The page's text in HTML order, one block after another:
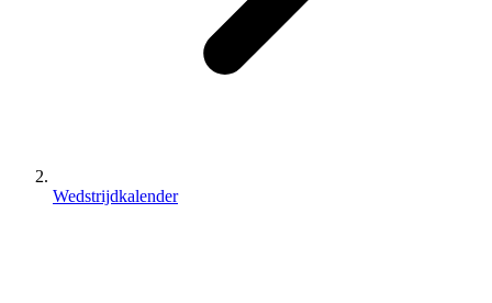
Wedstrijdkalender